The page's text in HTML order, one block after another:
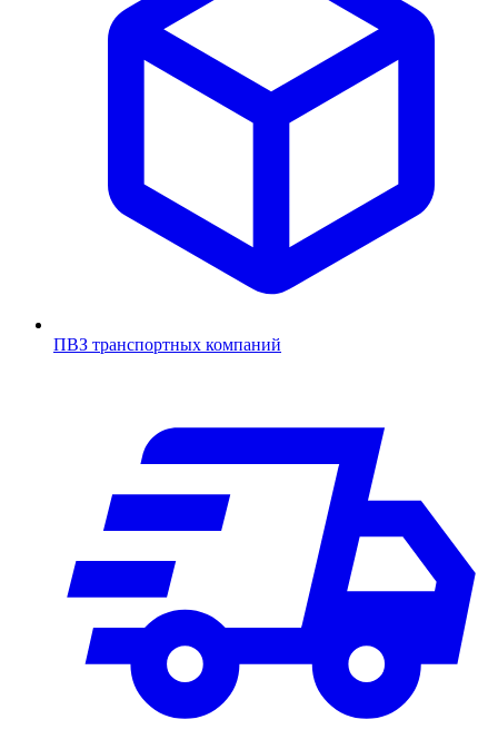
ПВЗ транспортных компаний